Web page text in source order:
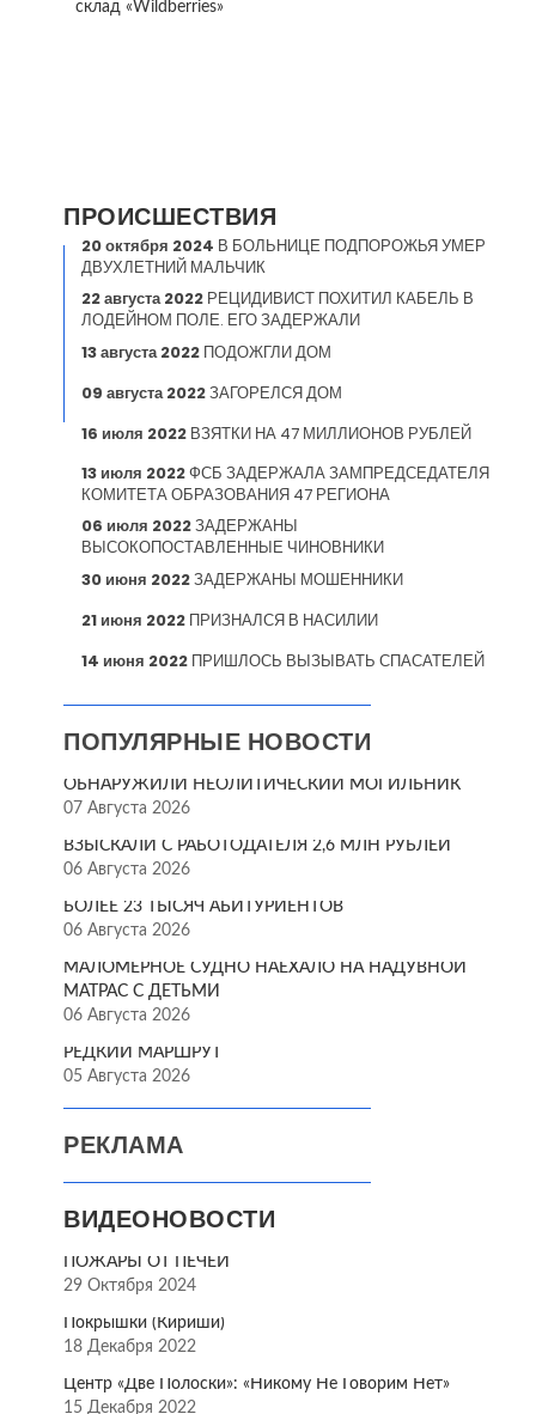
склад «Wildberries»
ПРОИСШЕСТВИЯ
20 октября 2024 В БОЛЬНИЦЕ ПОДПОРОЖЬЯ УМЕР
ДВУХЛЕТНИЙ МАЛЬЧИК
22 августа 2022 РЕЦИДИВИСТ ПОХИТИЛ КАБЕЛЬ В
ЛОДЕЙНОМ ПОЛЕ. ЕГО ЗАДЕРЖАЛИ
13 августа 2022 ПОДОЖГЛИ ДОМ
09 августа 2022ЗАГОРЕЛСЯ ДОМ
16 июля 2022 ВЗЯТКИ НА 47 МИЛЛИОНОВ РУБЛЕЙ
13 июля 2022ФСБ ЗАДЕРЖАЛА ЗАМПРЕДСЕДАТЕЛЯ
КОМИТЕТА ОБРАЗОВАНИЯ 47 РЕГИОНА
06 июля 2022ЗАДЕРЖАНЫ
ВЫСОКОПОСТАВЛЕННЫЕ ЧИНОВНИКИ
30 июня 2022ЗАДЕРЖАНЫ МОШЕННИКИ
21 июня 2022 ПРИЗНАЛСЯ В НАСИЛИИ
14 июня 2022 ПРИШЛОСЬ ВЫЗЫВАТЬ СПАСАТЕЛЕЙ
ПОПУЛЯРНЫЕ НОВОСТИ
ОБНАРУЖИЛИ НЕОЛИТИЧЕСКИЙ МОГИЛЬНИК
07 Августа 2026
ВЗЫСКАЛИ С РАБОТОДАТЕЛЯ 2,6 МЛН РУБЛЕЙ
06 Августа 2026
БОЛЕЕ 23 ТЫСЯЧ АБИТУРИЕНТОВ
06 Августа 2026
МАЛОМЕРНОЕ СУДНО НАЕХАЛО НА НАДУВНОЙ
МАТРАС С ДЕТЬМИ
06 Августа 2026
РЕДКИЙ МАРШРУТ
05 Августа 2026
РЕКЛАМА
ВИДЕОНОВОСТИ
ПОЖАРЫ ОТ ПЕЧЕЙ
29 Октября 2024
Покрышки (Кириши)
18 Декабря 2022
Центр «Две Полоски»: «Никому Не Говорим Нет»
15 Декабря 2022